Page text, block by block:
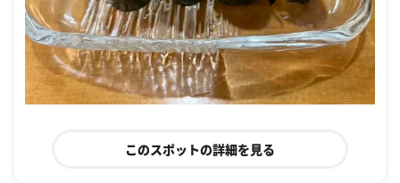
このスポットの詳細を見る